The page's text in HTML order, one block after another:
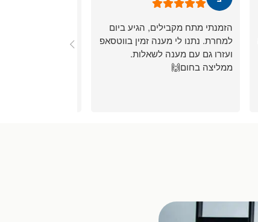
הזמנתי מתח מקבילים, הגיע ביום
למחרת. נתנו לי מענה זמין בווטסאפ
ועזרו גם עם מענה לשאלות.
ממליצה בחום🙌
מהיר.